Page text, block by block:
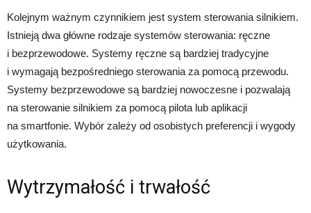
Kolejnym ważnym czynnikiem jest system sterowania silnikiem.
Istnieją dwa główne rodzaje systemów sterowania: ręczne
i bezprzewodowe. Systemy ręczne są bardziej tradycyjne
i wymagają bezpośredniego sterowania za pomocą przewodu.
Systemy bezprzewodowe są bardziej nowoczesne i pozwalają
na sterowanie silnikiem za pomocą pilota lub aplikacji
na smartfonie. Wybór zależy od osobistych preferencji i wygody
użytkowania.
Wytrzymałość i trwałość